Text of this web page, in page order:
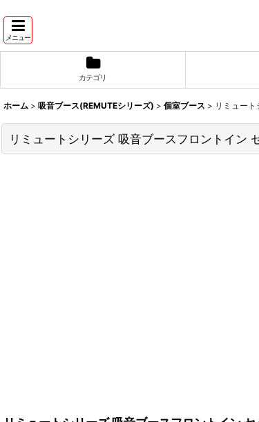
メニュー
カテゴリ
ホーム > 吸音ブース(REMUTEシリーズ) > 個室ブース > リミュー
リミュートシリーズ 吸音ブースフロントイン